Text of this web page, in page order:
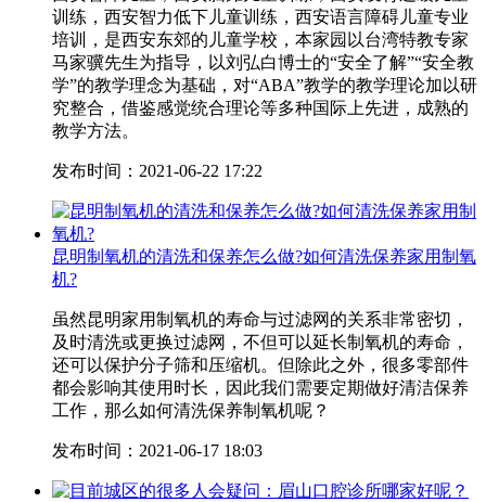
训练，西安智力低下儿童训练，西安语言障碍儿童专业
培训，是西安东郊的儿童学校，本家园以台湾特教专家
马家骥先生为指导，以刘弘白博士的“安全了解”“安全教
学”的教学理念为基础，对“ABA”教学的教学理论加以研
究整合，借鉴感觉统合理论等多种国际上先进，成熟的
教学方法。
发布时间：2021-06-22 17:22
昆明制氧机的清洗和保养怎么做?如何清洗保养家用制氧
机?
虽然昆明家用制氧机的寿命与过滤网的关系非常密切，
及时清洗或更换过滤网，不但可以延长制氧机的寿命，
还可以保护分子筛和压缩机。但除此之外，很多零部件
都会影响其使用时长，因此我们需要定期做好清洁保养
工作，那么如何清洗保养制氧机呢？
发布时间：2021-06-17 18:03